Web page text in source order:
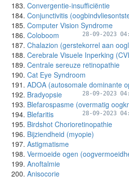
Convergentie-insufficiëntie
Conjunctivitis
Computer Vision Syndrome
Coloboom 28-09-2023
Chalazion (gerstekorrel aan
Cerebrale Visuele Inperking
Centrale sereuze retinopathie
Cat Eye Syndroom
ADOA (autosomale dominante
Bradyopsie 28-09-2023
Blefarospasme (overmatig
Blefaritis 28-09-2023
Birdshot Chorioretinopathie
Bijziendheid (myopie)
Astigmatisme
Vermoeide ogen
Anoftalmie
Anisocorie